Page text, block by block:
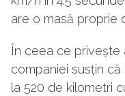
are o masă proprie
În ceea ce privește
companiei susțin
la 520 de kilometri